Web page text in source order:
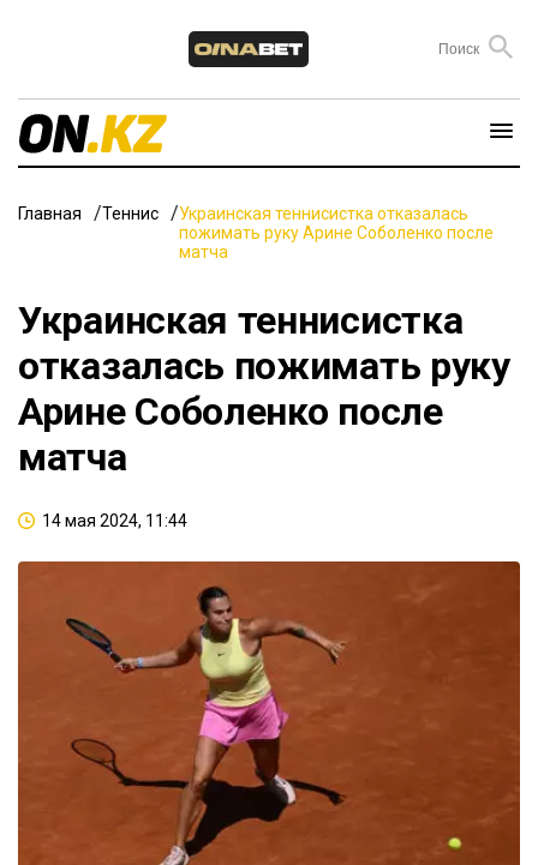
Главная Теннис
Украинская теннисистка отказалась
пожимать руку Арине Соболенко после
матча
Украинская теннисистка
отказалась пожимать руку
Арине Соболенко после
матча
14 мая 2024, 11:44